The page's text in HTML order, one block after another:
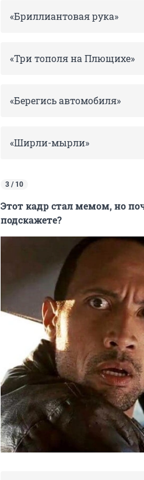
«Бриллиантовая рука»
«Три тополя на Плющихе»
«Берегись автомобиля»
«Ширли-мырли»
3 / 10
Этот кадр стал мемом, но
подскажете?